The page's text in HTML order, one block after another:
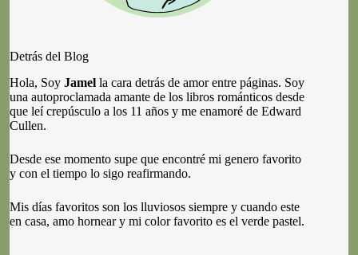
Detrás del Blog
Hola, Soy Jamel la cara detrás de amor entre páginas. Soy
una autoproclamada amante de los libros románticos desde
que leí crepúsculo a los 11 años y me enamoré de Edward
Cullen.
Desde ese momento supe que encontré mi genero favorito
y con el tiempo lo sigo reafirmando.
Mis días favoritos son los lluviosos siempre y cuando este
en casa, amo hornear y mi color favorito es el verde pastel.